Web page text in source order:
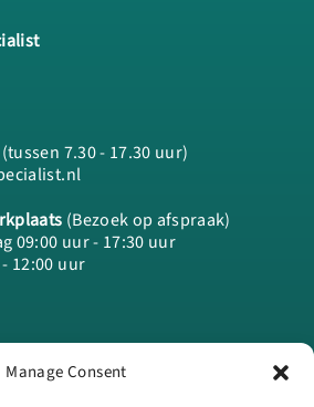
Manage Consent
7.30 - 17.30 uur)
(Bezoek op afspraak)
09:00 uur - 17:30 uur
12:00 uur